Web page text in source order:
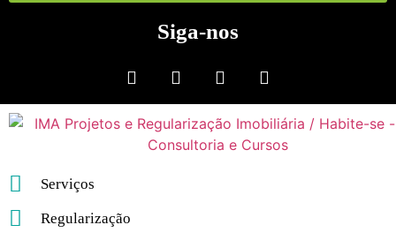
Siga-nos
Serviços
Regularização